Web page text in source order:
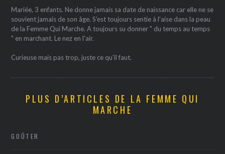
Mariée, 3 enfants. Ne donne jamais sa date de naissance car elle ne se
souvient jamais de son âge. S'est toujours sentie à l'aise dans la peau
de la Femme Qui Marche. A toujours su donner " du temps au temps
" en marchant. Le nez en l'air.
Curieuse mais pas trop, juste ce qu'il faut.
PLUS D’ARTICLES DE LA FEMME QUI
MARCHE
GOÛTER